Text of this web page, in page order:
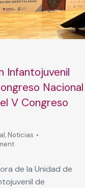
Infantojuvenil
Nacional
V Congreso
, Noticias
de la Unidad de
de